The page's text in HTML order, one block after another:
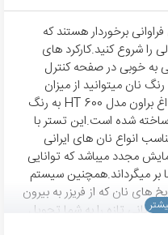
برخوردار هستند که
شروع کنید.کارکرد های
به خوبی در صفحه کنترل
نان میتوانید از میزان
تست شدن آن مطلع شوید.تُستر نان داغ براون مدل HT 600 به رنگ
شده است.این تستر با
انواع نان های ایرانی
مجدد میباشد که توانایی
میگرداند.همچنین سیستم
های نان که از فریزر به بیرون
نانی تازه را به شما تحویل